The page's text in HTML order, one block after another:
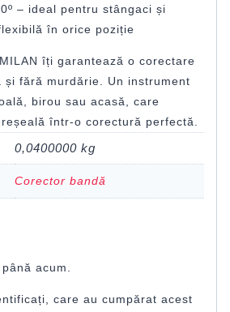
– ideal pentru stângaci și
în orice poziție
îți garantează o corectare
și fără murdărie. Un instrument
birou sau acasă, care
într-o corectură perfectă.
0,0400000 kg
Corector bandă
acum.
care au cumpărat acest